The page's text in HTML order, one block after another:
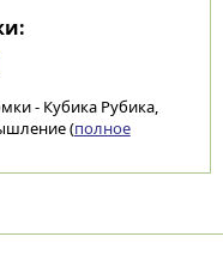
- Кубика Рубика,
(полное